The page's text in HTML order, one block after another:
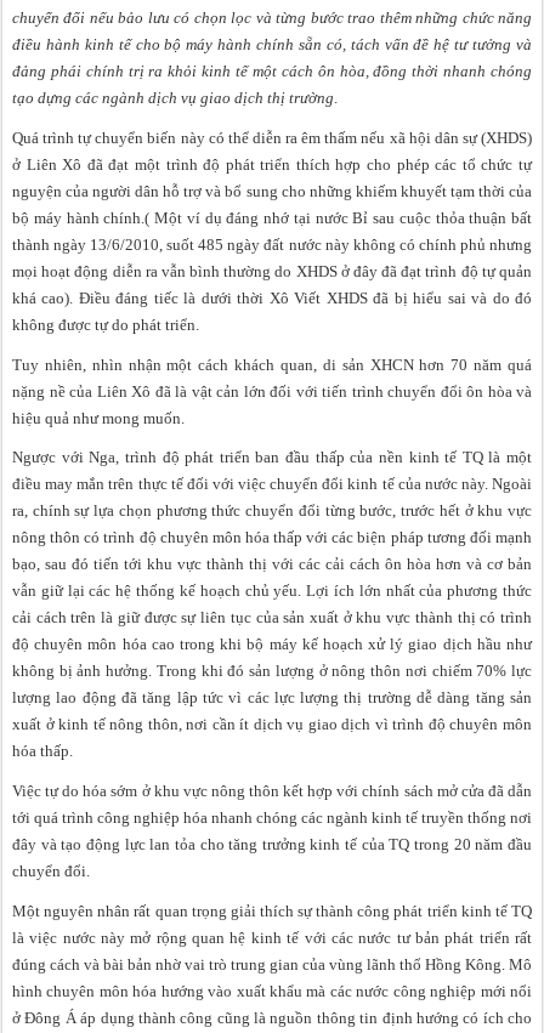
chuyển đổi nếu bảo lưu có chọn lọc và từng bước trao thêm những chức năng
điều hành kinh tế cho bộ máy hành chính sẵn có, tách vấn đề hệ tư tưởng và
đảng phái chính trị ra khỏi kinh tế một cách ôn hòa, đồng thời nhanh chóng
tạo dựng các ngành dịch vụ giao dịch thị trường.
Quá trình tự chuyển biến này có thể diễn ra êm thấm nếu xã hội dân sự (XHDS)
ở Liên Xô đã đạt một trình độ phát triển thích hợp cho phép các tổ chức tự
nguyện của người dân hỗ trợ và bổ sung cho những khiếm khuyết tạm thời của
bộ máy hành chính.( Một ví dụ đáng nhớ tại nước Bỉ sau cuộc thỏa thuận bất
thành ngày 13/6/2010, suốt 485 ngày đất nước này không có chính phủ nhưng
mọi hoạt động diễn ra vẫn bình thường do XHDS ở đây đã đạt trình độ tự quản
khá cao). Điều đáng tiếc là dưới thời Xô Viết XHDS đã bị hiểu sai và do đó
không được tự do phát triển.
Tuy nhiên, nhìn nhận một cách khách quan, di sản XHCN hơn 70 năm quá
nặng nề của Liên Xô đã là vật cản lớn đối với tiến trình chuyển đổi ôn hòa và
hiệu quả như mong muốn.
Ngược với Nga, trình độ phát triển ban đầu thấp của nền kinh tế TQ là một
điều may mắn trên thực tế đối với việc chuyển đổi kinh tế của nước này. Ngoài
ra, chính sự lựa chọn phương thức chuyển đổi từng bước, trước hết ở khu vực
nông thôn có trình độ chuyên môn hóa thấp với các biện pháp tương đối mạnh
bạo, sau đó tiến tới khu vực thành thị với các cải cách ôn hòa hơn và cơ bản
vẫn giữ lại các hệ thống kế hoạch chủ yếu. Lợi ích lớn nhất của phương thức
cải cách trên là giữ được sự liên tục của sản xuất ở khu vực thành thị có trình
độ chuyên môn hóa cao trong khi bộ máy kế hoạch xử lý giao dịch hầu như
không bị ảnh hưởng. Trong khi đó sản lượng ở nông thôn nơi chiếm 70% lực
lượng lao động đã tăng lập tức vì các lực lượng thị trường dễ dàng tăng sản
xuất ở kinh tế nông thôn, nơi cần ít dịch vụ giao dịch vì trình độ chuyên môn
hóa thấp.
Việc tự do hóa sớm ở khu vực nông thôn kết hợp với chính sách mở cửa đã dẫn
tới quá trình công nghiệp hóa nhanh chóng các ngành kinh tế truyền thống nơi
đây và tạo động lực lan tỏa cho tăng trưởng kinh tế của TQ trong 20 năm đầu
chuyển đổi.
Một nguyên nhân rất quan trọng giải thích sự thành công phát triển kinh tế TQ
là việc nước này mở rộng quan hệ kinh tế với các nước tư bản phát triển rất
đúng cách và bài bản nhờ vai trò trung gian của vùng lãnh thổ Hồng Kông. Mô
hình chuyên môn hóa hướng vào xuất khẩu mà các nước công nghiệp mới nổi
ở Đông Á áp dụng thành công cũng là nguồn thông tin định hướng có ích cho